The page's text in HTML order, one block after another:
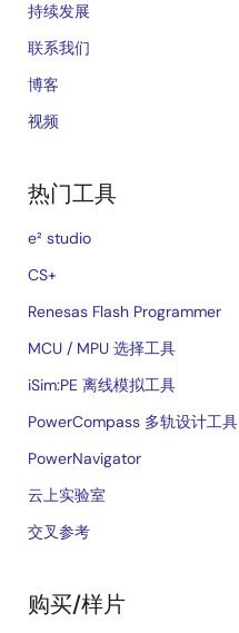
持续发展
联系我们
博客
视频
热门工具
e² studio
CS+
Renesas Flash Programmer
MCU / MPU 选择工具
iSim:PE 离线模拟工具
PowerCompass 多轨设计工具
PowerNavigator
云上实验室
交叉参考
购买/样片